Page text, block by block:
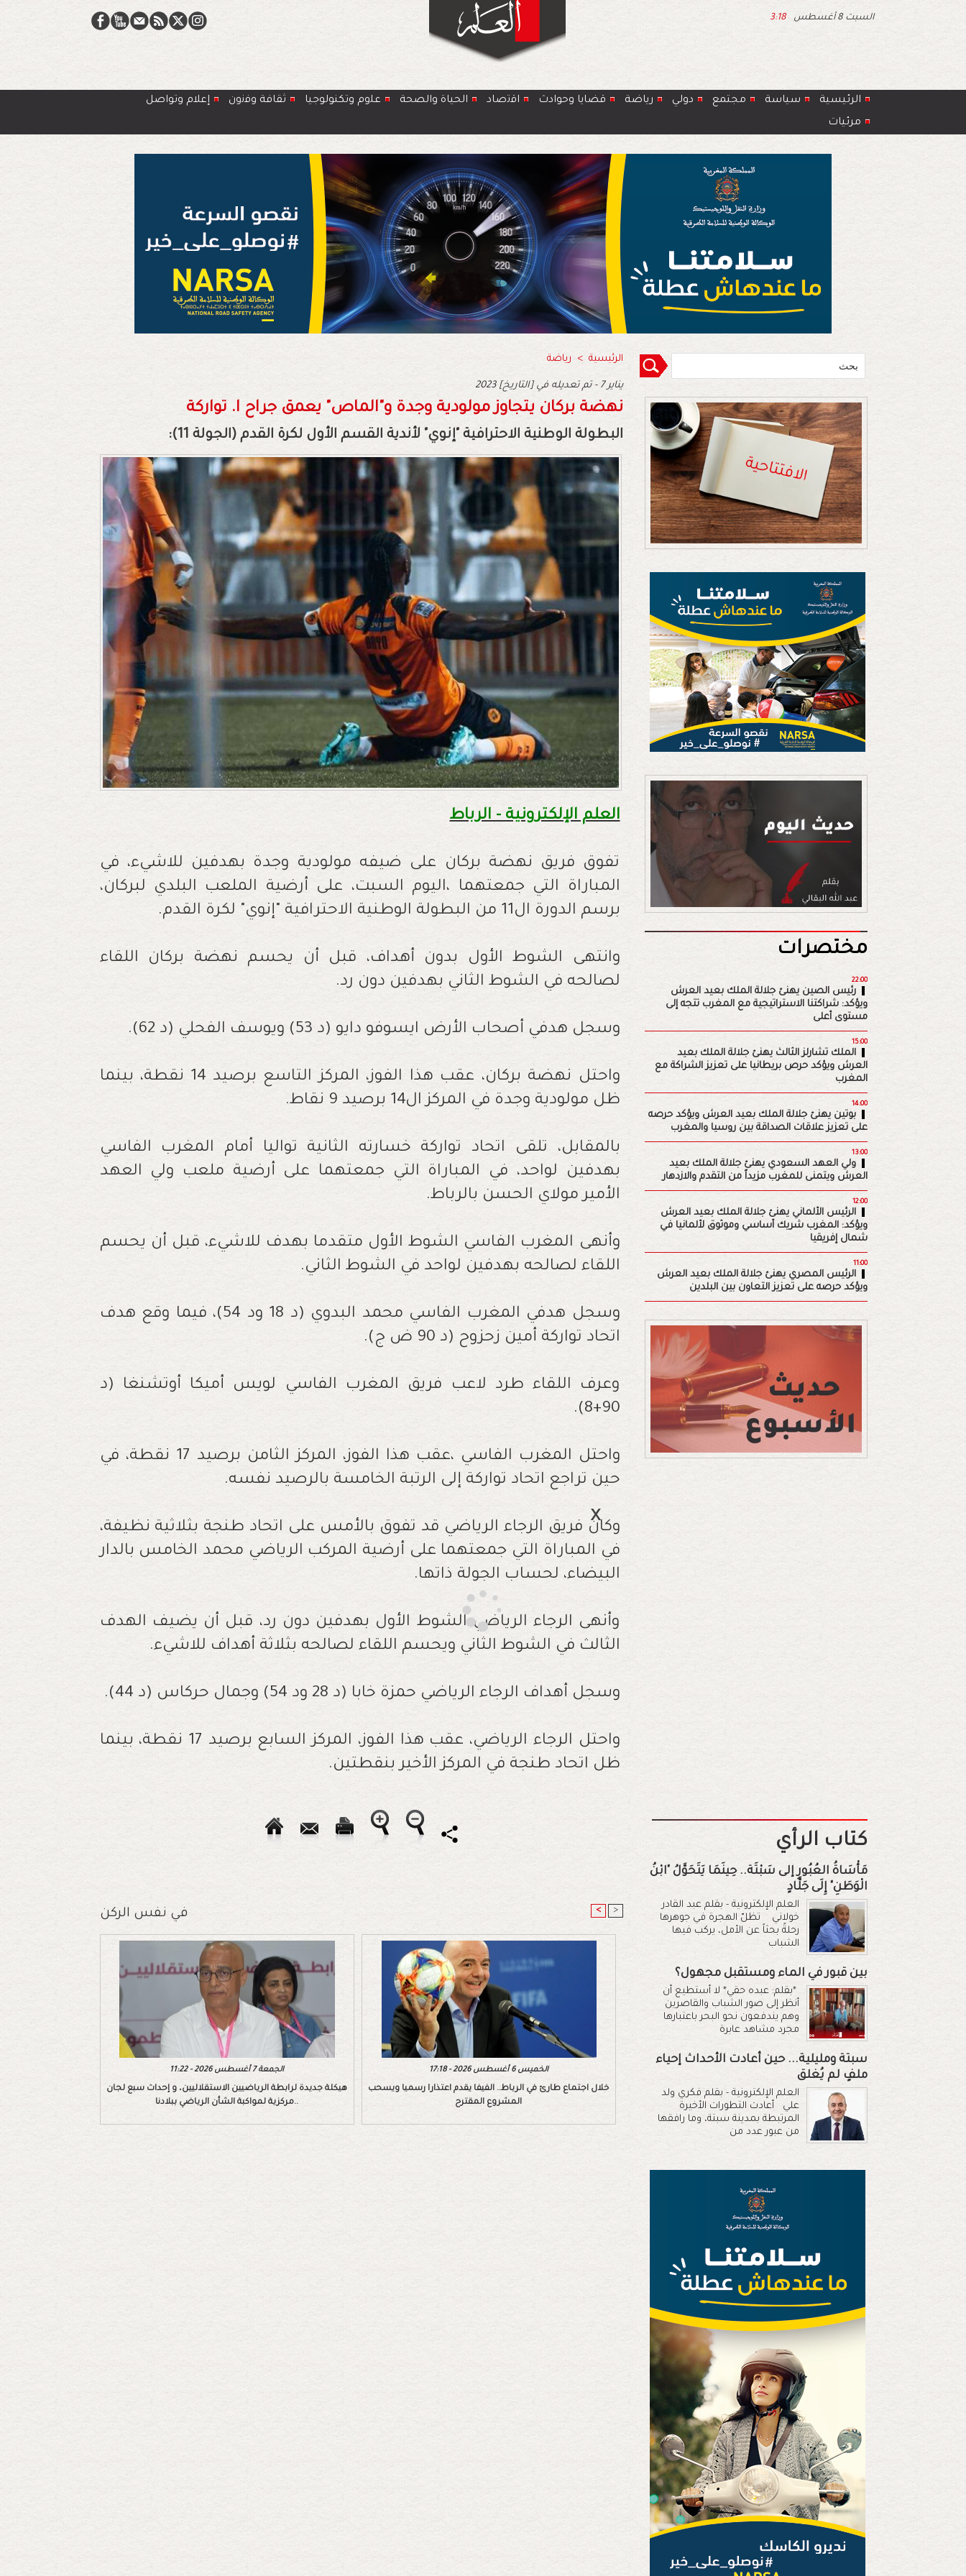
السبت 8 أغسطس 3:18
الرئيسية سياسة مجتمع دولي رياضة قضايا وحوادث اﻗﺗﺻﺎد الحياة والصحة ﻋﻠوم وتكنولوجيا ﺛﻘﺎﻓﺔ وﻓﻧون
إعلام وتواصل
مرئيات
الرئيسية > رياضة
2023 يناير 7 - تم تعديله في [التاريخ]
نهضة بركان يتجاوز مولودية وجدة و"الماص" يعمق جراح ا. تواركة
البطولة الوطنية الاحترافية "إنوي" لأندية القسم الأول لكرة القدم (الجولة 11):
العلم الإلكترونية - الرباط
تفوق فريق نهضة بركان على ضيفه مولودية وجدة بهدفين للاشيء، في
المباراة التي جمعتهما ،اليوم السبت، على أرضية الملعب البلدي لبركان،
برسم الدورة ال11 من البطولة الوطنية الاحترافية "إنوي" لكرة القدم.
وانتهى الشوط الأول بدون أهداف، قبل أن يحسم نهضة بركان اللقاء
لصالحه في الشوط الثاني بهدفين دون رد.
وسجل هدفي أصحاب الأرض ايسوفو دايو (د 53) ويوسف الفحلي (د 62).
واحتل نهضة بركان، عقب هذا الفوز، المركز التاسع برصيد 14 نقطة، بينما
ظل مولودية وجدة في المركز ال14 برصيد 9 نقاط.
بالمقابل، تلقى اتحاد تواركة خسارته الثانية تواليا أمام المغرب الفاسي
بهدفين لواحد، في المباراة التي جمعتهما على أرضية ملعب ولي العهد
الأمير مولاي الحسن بالرباط.
وأنهى المغرب الفاسي الشوط الأول متقدما بهدف للاشيء، قبل أن يحسم
اللقاء لصالحه بهدفين لواحد في الشوط الثاني.
وسجل هدفي المغرب الفاسي محمد البدوي (د 18 ود 54)، فيما وقع هدف
اتحاد تواركة أمين زحزوح (د 90 ض ج).
وعرف اللقاء طرد لاعب فريق المغرب الفاسي لويس أميكا أوتشنغا (د
90+8).
واحتل المغرب الفاسي ،عقب هذا الفوز، المركز الثامن برصيد 17 نقطة، في
حين تراجع اتحاد تواركة إلى الرتبة الخامسة بالرصيد نفسه.
وكان فريق الرجاء الرياضي قد تفوق بالأمس على اتحاد طنجة بثلاثية نظيفة،
في المباراة التي جمعتهما على أرضية المركب الرياضي محمد الخامس بالدار
البيضاء، لحساب الجولة ذاتها.
وأنهى الرجاء الرياضي الشوط الأول بهدفين دون رد، قبل أن يضيف الهدف
الثالث في الشوط الثاني ويحسم اللقاء لصالحه بثلاثة أهداف للاشيء.
وسجل أهداف الرجاء الرياضي حمزة خابا (د 28 ود 54) وجمال حركاس (د 44).
واحتل الرجاء الرياضي، عقب هذا الفوز، المركز السابع برصيد 17 نقطة، بينما
ظل اتحاد طنجة في المركز الأخير بنقطتين.
في نفس الركن < >
الجمعة 7 أغسطس 2026 - 11:22
هيكلة جديدة لرابطة الرياضيين الاستقلاليين، و إحداث سبع لجان
مركزية لمواكبة الشأن الرياضي ببلادنا..
الخميس 6 أغسطس 2026 - 17:18
خلال اجتماع طارئ في الرباط.. الفيفا يقدم اعتذارا رسميا ويسحب
المشروع المقترح
مختصرات
22:00
رئيس الصين يهنئ جلالة الملك بعيد العرش
ويؤكد: شراكتنا الاستراتيجية مع المغرب تتجه إلى
مستوى أعلى
15:00
الملك تشارلز الثالث يهنئ جلالة الملك بعيد
العرش ويؤكد حرص بريطانيا على تعزيز الشراكة مع
المغرب
14:00
بوتين يهنئ جلالة الملك بعيد العرش ويؤكد حرصه
على تعزيز علاقات الصداقة بين روسيا والمغرب
13:00
ولي العهد السعودي يهنئ جلالة الملك بعيد
العرش ويتمنى للمغرب مزيداً من التقدم والازدهار
12:00
الرئيس الألماني يهنئ جلالة الملك بعيد العرش
ويؤكد: المغرب شريك أساسي وموثوق لألمانيا في
شمال إفريقيا
11:00
الرئيس المصري يهنئ جلالة الملك بعيد العرش
ويؤكد حرصه على تعزيز التعاون بين البلدين
كتاب الرأي
مَأْسَاةُ العُبُورِ إلى سَبْتَة.. حِينَمَا يَتَحَوَّلُ "ابْنُ
الْوَطَنِ" إِلَى جَلَّادٍ
العلم الإلكترونية - بقلم عبد القادر
خولاني تظلّ الهجرة في جوهرها
رحلةً بحثاً عن الأمل، يركب فيها
الشباب
بين قبور في الماء ومستقبل مجهول؟
*بقلم: عبده حقي* لا أستطيع أن
أنظر إلى صور الشباب والقاصرين
وهم يندفعون نحو البحر باعتبارها
مجرد مشاهد عابرة
سبتة ومليلية... حين أعادت الأحداث إحياء
ملفٍ لم يُغلق
العلم الإلكترونية - بقلم فكري ولد
علي أعادت التطورات الأخيرة
المرتبطة بمدينة سبتة، وما رافقها
من عبور عدد من